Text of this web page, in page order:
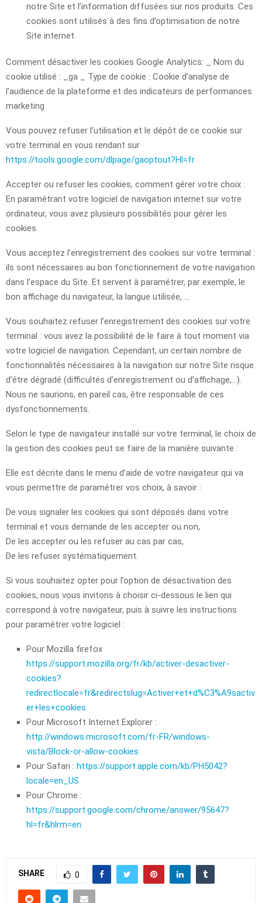
notre Site et l’information diffusées sur nos produits. Ces
cookies sont utilisés à des fins d’optimisation de notre
Site internet.
Comment désactiver les cookies Google Analytics: _ Nom du
cookie utilisé : _ga _ Type de cookie : Cookie d’analyse de
l’audience de la plateforme et des indicateurs de performances
marketing
Vous pouvez refuser l’utilisation et le dépôt de ce cookie sur
votre terminal en vous rendant sur
https://tools.google.com/dlpage/gaoptout?Hl=fr
Accepter ou refuser les cookies, comment gérer votre choix :
En paramétrant votre logiciel de navigation internet sur votre
ordinateur, vous avez plusieurs possibilités pour gérer les
cookies.
Vous acceptez l’enregistrement des cookies sur votre terminal :
ils sont nécessaires au bon fonctionnement de votre navigation
dans l’espace du Site. Et servent à paramétrer, par exemple, le
bon affichage du navigateur, la langue utilisée, …
Vous souhaitez refuser l’enregistrement des cookies sur votre
terminal : vous avez la possibilité de le faire à tout moment via
votre logiciel de navigation. Cependant, un certain nombre de
fonctionnalités nécessaires à la navigation sur notre Site risque
d’être dégradé (difficultés d’enregistrement ou d’affichage,…).
Nous ne saurions, en pareil cas, être responsable de ces
dysfonctionnements.
Selon le type de navigateur installé sur votre terminal, le choix de
la gestion des cookies peut se faire de la manière suivante :
Elle est décrite dans le menu d’aide de votre navigateur qui va
vous permettre de paramétrer vos choix, à savoir :
De vous signaler les cookies qui sont déposés dans votre
terminal et vous demande de les accepter ou non,
De les accepter ou les refuser au cas par cas,
De les refuser systématiquement.
Si vous souhaitez opter pour l’option de désactivation des
cookies, nous vous invitons à choisir ci-dessous le lien qui
correspond à votre navigateur, puis à suivre les instructions
pour paramétrer votre logiciel :
Pour Mozilla firefox
https://support.mozilla.org/fr/kb/activer-desactiver-
cookies?
redirectlocale=fr&redirectslug=Activer+et+d%C3%A9sactiv
er+les+cookies
Pour Microsoft Internet Explorer :
http://windows.microsoft.com/fr-FR/windows-
vista/Block-or-allow-cookies
Pour Safari : https://support.apple.com/kb/PH5042?
locale=en_US
Pour Chrome :
https://support.google.com/chrome/answer/95647?
hl=fr&hlrm=en
SHARE 0